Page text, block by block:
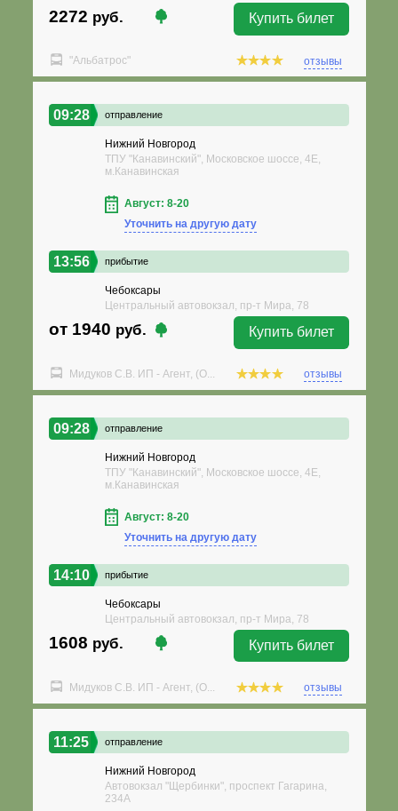
2272 руб. Купить билет
"Альбатрос" отзывы
09:28 отправление
Нижний Новгород
ТПУ "Канавинский", Московское шоссе, 4Е,
м.Канавинская
Август: 8-20
Уточнить на другую дату
13:56 прибытие
Чебоксары
Центральный автовокзал, пр-т Мира, 78
от 1940 руб. Купить билет
Мидуков С.В. ИП - Агент, (О... отзывы
09:28 отправление
Нижний Новгород
ТПУ "Канавинский", Московское шоссе, 4Е,
м.Канавинская
Август: 8-20
Уточнить на другую дату
14:10 прибытие
Чебоксары
Центральный автовокзал, пр-т Мира, 78
1608 руб. Купить билет
Мидуков С.В. ИП - Агент, (О... отзывы
11:25 отправление
Нижний Новгород
Автовокзал "Щербинки", проспект Гагарина,
234А